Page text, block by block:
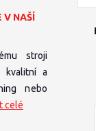
V NAŠÍ
stroji
kvalitní a
nebo
celé